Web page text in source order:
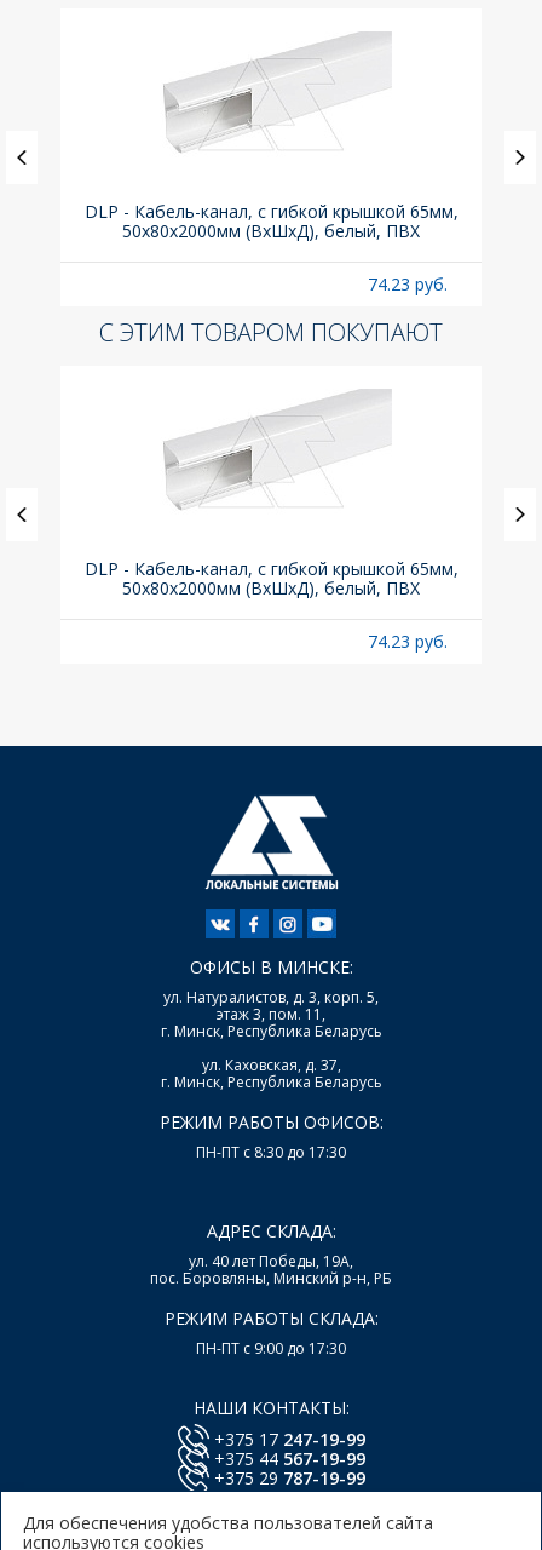
DLP - Кабель-канал, с гибкой крышкой 65мм,
50x80х2000мм (ВхШхД), белый, ПВХ
74.23 руб.
С ЭТИМ ТОВАРОМ ПОКУПАЮТ
DLP - Кабель-канал, с гибкой крышкой 65мм,
50x80х2000мм (ВхШхД), белый, ПВХ
74.23 руб.
ОФИСЫ В МИНСКЕ:
ул. Натуралистов, д. 3, корп. 5,
этаж 3, пом. 11,
г. Минск, Республика Беларусь
ул. Каховская, д. 37,
г. Минск, Республика Беларусь
РЕЖИМ РАБОТЫ ОФИСОВ:
ПН-ПТ с 8:30 до 17:30
АДРЕС СКЛАДА:
ул. 40 лет Победы, 19А,
пос. Боровляны, Минский р-н, РБ
РЕЖИМ РАБОТЫ СКЛАДА:
ПН-ПТ с 9:00 до 17:30
НАШИ КОНТАКТЫ:
+375 17 247-19-99
+375 44 567-19-99
+375 29 787-19-99
Для обеспечения удобства пользователей сайта
используются cookies